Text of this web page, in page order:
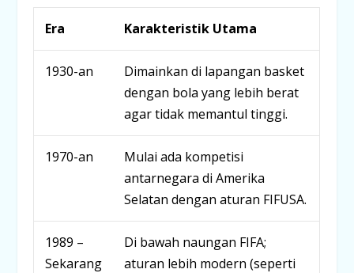
Era Karakteristik Utama
1930-an
Dimainkan di lapangan basket
dengan bola yang lebih berat
agar tidak memantul tinggi.
1970-an
Mulai ada kompetisi
antarnegara di Amerika
Selatan dengan aturan FIFUSA.
1989 –
Sekarang
Di bawah naungan FIFA;
aturan lebih modern (seperti